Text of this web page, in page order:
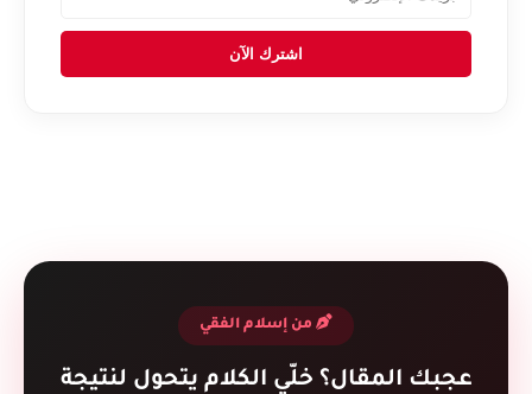
اشترك الآن
من إسلام الفقي
عجبك المقال؟ خلّي الكلام يتحول لنتيجة